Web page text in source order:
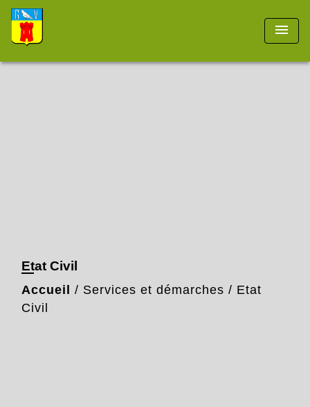
menu
Etat Civil
Accueil / Services et démarches / Etat
Civil